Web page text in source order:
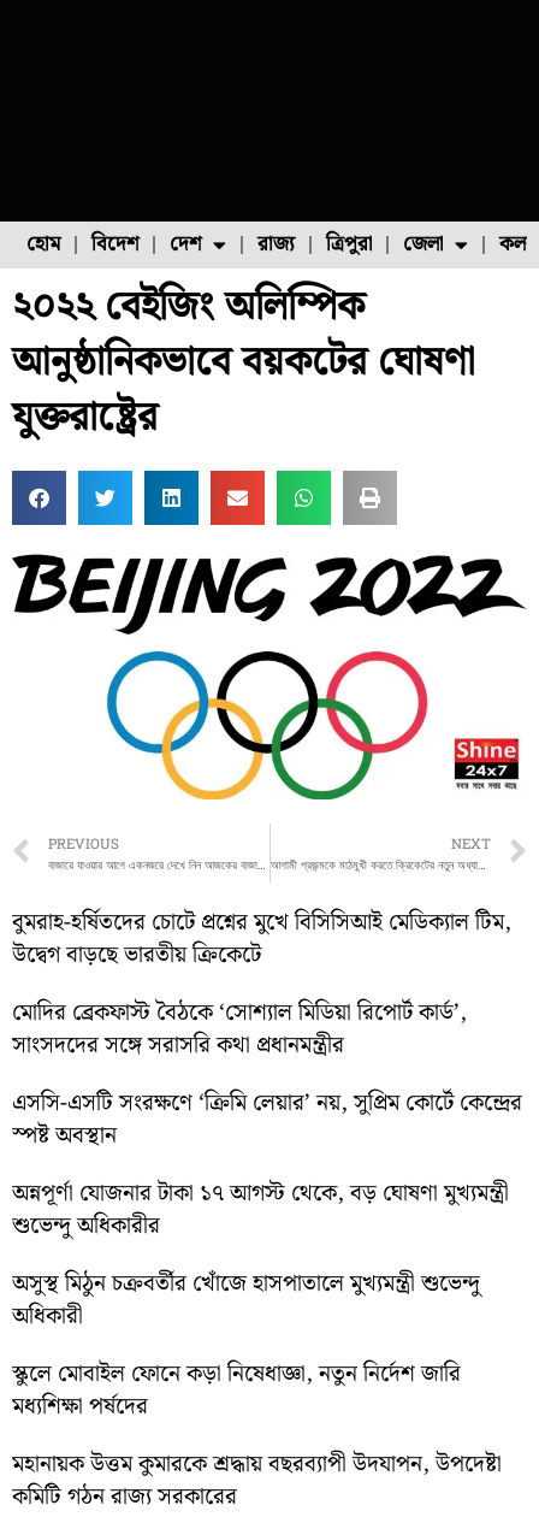
হোম বিদেশ দেশ
ফুল চাষ ফল চাষ
রাজ্য ত্রিপুরা জেলা
২০২২ বেইজিং অলিম্পিক
আনুষ্ঠানিকভাবে বয়কটের ঘোষণা
যুক্তরাষ্ট্রের
Prev
PREVIOUS NEXT
আগামী প্রজন্মকে মাঠমুখী করতে ক্রিকেটের নতুন অধ্যায়ের সূচনা বসিরহাটে
বুমরাহ-হর্ষিতদের চোটে প্রশ্নের মুখে বিসিসিআই মেডিক্যাল টিম,
উদ্বেগ বাড়ছে ভারতীয় ক্রিকেটে
মোদির ব্রেকফাস্ট বৈঠকে ‘সোশ্যাল মিডিয়া রিপোর্ট কার্ড’,
সাংসদদের সঙ্গে সরাসরি কথা প্রধানমন্ত্রীর
এসসি-এসটি সংরক্ষণে ‘ক্রিমি লেয়ার’ নয়, সুপ্রিম কোর্টে কেন্দ্রের
স্পষ্ট অবস্থান
অন্নপূর্ণা যোজনার টাকা ১৭ আগস্ট থেকে, বড় ঘোষণা মুখ্যমন্ত্রী
শুভেন্দু অধিকারীর
অসুস্থ মিঠুন চক্রবর্তীর খোঁজে হাসপাতালে মুখ্যমন্ত্রী শুভেন্দু
অধিকারী
স্কুলে মোবাইল ফোনে কড়া নিষেধাজ্ঞা, নতুন নির্দেশ জারি
মধ্যশিক্ষা পর্ষদের
মহানায়ক উত্তম কুমারকে শ্রদ্ধায় বছরব্যাপী উদযাপন, উপদেষ্টা
কমিটি গঠন রাজ্য সরকারের